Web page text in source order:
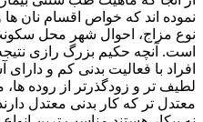
نموده اند که خواص اقسام نان
نوع مزاج، احوال شهر محل
است. آنچه حکیم بزرگ رازی
افراد با فعالیت بدنی کم و
لطیف تر و زودگذرتر از روده
معتدل تر که کار بدنی معتدل